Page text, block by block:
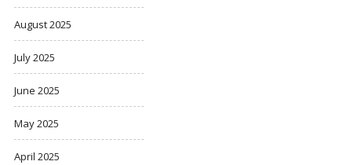
August 2025
July 2025
June 2025
May 2025
April 2025